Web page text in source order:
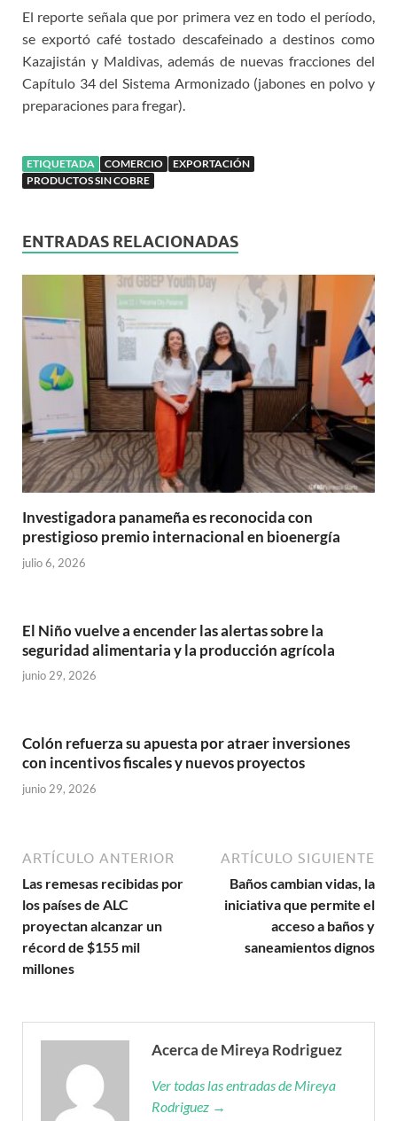
El reporte señala que por primera vez en todo el período,
se exportó café tostado descafeinado a destinos como
Kazajistán y Maldivas, además de nuevas fracciones del
Capítulo 34 del Sistema Armonizado (jabones en polvo y
preparaciones para fregar).
ETIQUETADA COMERCIO
EXPORTACIÓN
PRODUCTOS SIN COBRE
ENTRADAS RELACIONADAS
Investigadora panameña es reconocida con
prestigioso premio internacional en bioenergía
julio 6, 2026
El Niño vuelve a encender las alertas sobre la
seguridad alimentaria y la producción agrícola
junio 29, 2026
Colón refuerza su apuesta por atraer inversiones
con incentivos fiscales y nuevos proyectos
junio 29, 2026
ARTÍCULO ANTERIOR
Las remesas recibidas por
los países de ALC
proyectan alcanzar un
récord de $155 mil
millones
ARTÍCULO SIGUIENTE
Baños cambian vidas, la
iniciativa que permite el
acceso a baños y
saneamientos dignos
Acerca de Mireya Rodriguez
Ver todas las entradas de Mireya
Rodriguez →